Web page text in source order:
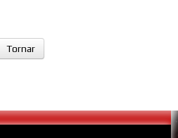
Tornar